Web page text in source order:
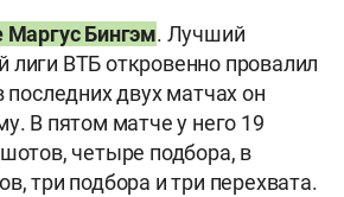
Маргус Бингэм. Лучший
лиги ВТБ откровенно провалил
последних двух матчах он
В пятом матче у него 19
четыре подбора, в
три подбора и три перехвата.